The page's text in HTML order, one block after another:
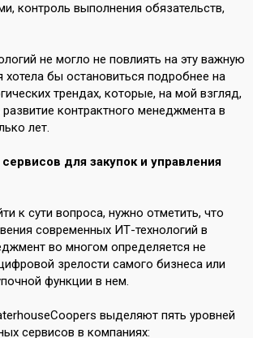
контроль выполнения обязательств,
не могло не повлиять на эту важную
хотела бы остановиться подробнее на
трендах, которые, на мой взгляд,
контрактного менеджмента в
лет.
для закупок и управления
к сути вопроса, нужно отметить, что
современных ИТ-технологий в
во многом определяется не
зрелости самого бизнеса или
функции в нем.
выделяют пять уровней
сервисов в компаниях: